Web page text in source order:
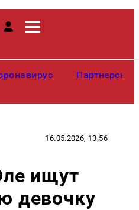
16.05.2026, 13:56
ищут
девочку